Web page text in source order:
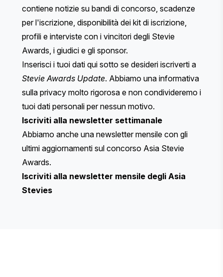
contiene notizie su bandi di concorso, scadenze
per l'iscrizione, disponibilità dei kit di iscrizione,
profili e interviste con i vincitori degli Stevie
Awards, i giudici e gli sponsor.
Inserisci i tuoi dati qui sotto se desideri iscriverti a
Stevie Awards Update. Abbiamo una informativa
sulla privacy molto rigorosa e non condivideremo i
tuoi dati personali per nessun motivo.
Iscriviti alla newsletter settimanale
Abbiamo anche una newsletter mensile con gli
ultimi aggiornamenti sul concorso Asia Stevie
Awards.
Iscriviti alla newsletter mensile degli Asia
Stevies